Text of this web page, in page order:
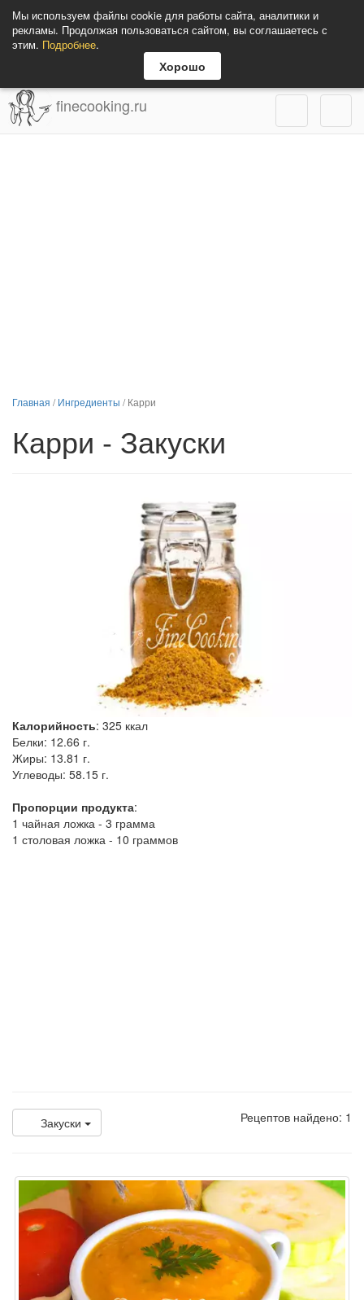
Мы используем файлы cookie для работы сайта, аналитики и
рекламы. Продолжая пользоваться сайтом, вы соглашаетесь с
этим. Подробнее.
Хорошо
finecooking.ru
Главная /Ингредиенты /Карри
Карри - Закуски
Калорийность: 325 ккал
Белки: 12.66 г.
Жиры: 13.81 г.
Углеводы: 58.15 г.
Пропорции продукта:
1 чайная ложка - 3 грамма
1 столовая ложка - 10 граммов
Закуски Рецептов найдено: 1